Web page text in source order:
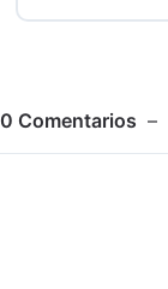
0 Comentarios